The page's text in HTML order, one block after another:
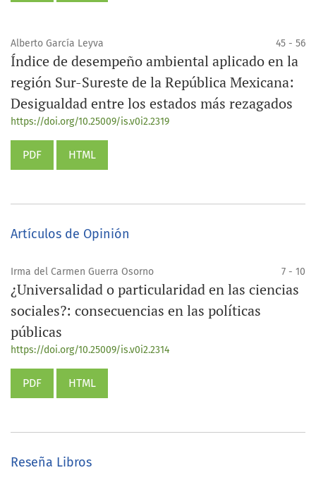
Alberto García Leyva 45 - 56
Índice de desempeño ambiental aplicado en la
región Sur-Sureste de la República Mexicana:
Desigualdad entre los estados más rezagados
https://doi.org/10.25009/is.v0i2.2319
PDF HTML
Artículos de Opinión
Irma del Carmen Guerra Osorno 7 - 10
¿Universalidad o particularidad en las ciencias
sociales?: consecuencias en las políticas
públicas
https://doi.org/10.25009/is.v0i2.2314
PDF HTML
Reseña Libros